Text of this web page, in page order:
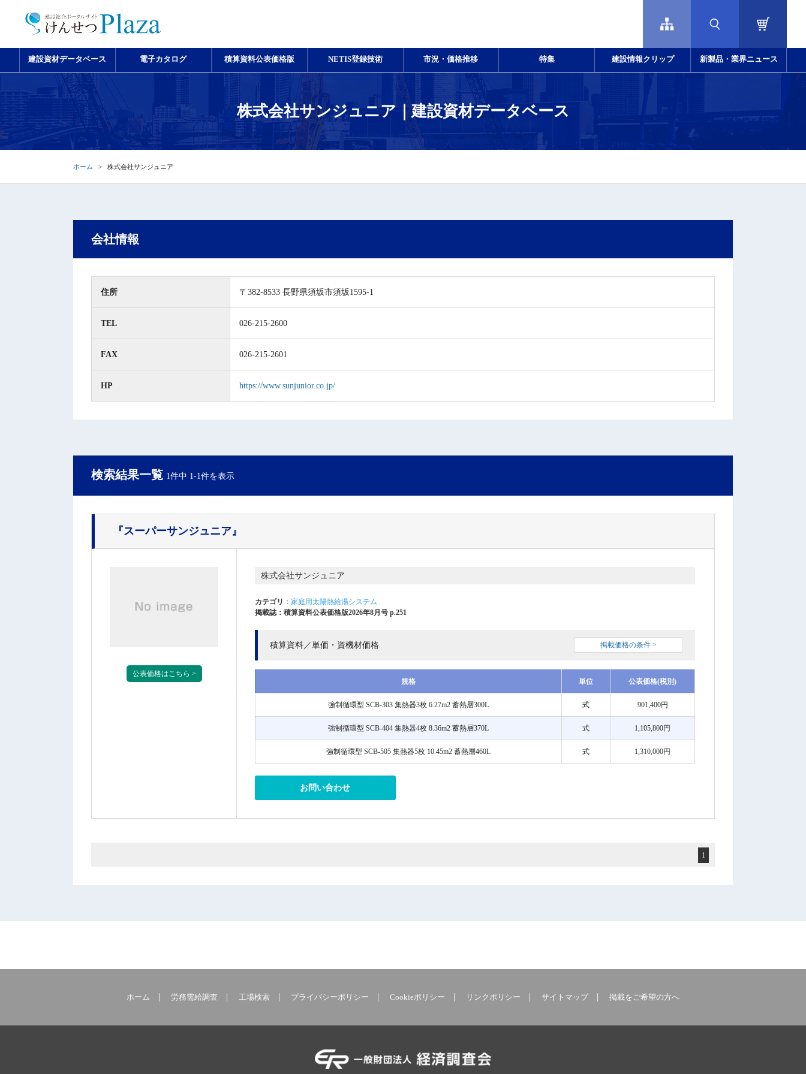
建設資材データベース 電子カタログ 積算資料公表価格版 NETIS登録技術 市況・価格推移 特集 建設情報クリップ 新製品・業界ニュース
株式会社サンジュニア｜建設資材データベース
ホーム 株式会社サンジュニア
会社情報
住所 〒382-8533 長野県須坂市須坂1595-1
TEL 026-215-2600
FAX 026-215-2601
HP https://www.sunjunior.co.jp/
検索結果一覧 1件中 1-1件を表示
『スーパーサンジュニア』
公表価格はこちら >
株式会社サンジュニア
カテゴリ ： 家庭用太陽熱給湯システム
掲載誌：積算資料公表価格版2026年8月号 p.251
積算資料／単価・資機材価格 掲載価格の条件 >
規格 単位 公表価格(税別)
強制循環型 SCB-303 集熱器3枚 6.27m2 蓄熱層300L 式 901,400円
強制循環型 SCB-404 集熱器4枚 8.36m2 蓄熱層370L 式 1,105,800円
強制循環型 SCB-505 集熱器5枚 10.45m2 蓄熱層460L 式 1,310,000円
お問い合わせ
1
ホーム 労務需給調査 工場検索 プライバシーポリシー Cookieポリシー リンクポリシー サイトマップ 掲載をご希望の方へ